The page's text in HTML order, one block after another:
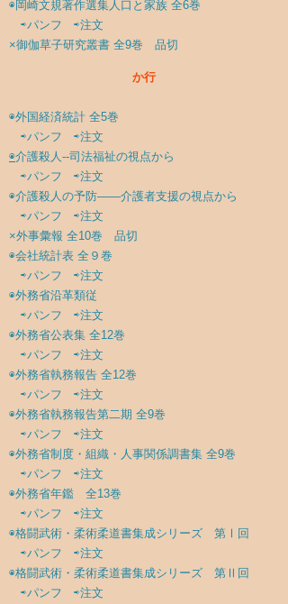
◉ 岡崎文規著作選集人口と家族 全6巻
⇨パンフ ⇨注文
×御伽草子研究叢書 全9巻 品切
か行
◉外国経済統計 全5巻
⇨パンフ ⇨注文
◉介護殺人--司法福祉の視点から
⇨パンフ ⇨注文
◉介護殺人の予防――介護者支援の視点から
⇨パンフ ⇨注文
×外事彙報 全10巻 品切
◉会社統計表 全９巻
⇨パンフ ⇨注文
◉外務省沿革類従
⇨パンフ ⇨注文
◉外務省公表集 全12巻
⇨パンフ ⇨注文
◉外務省執務報告 全12巻
⇨パンフ ⇨注文
◉外務省執務報告第二期 全9巻
⇨パンフ ⇨注文
◉外務省制度・組織・人事関係調書集 全9巻
⇨パンフ ⇨注文
◉外務省年鑑 全13巻
⇨パンフ ⇨注文
◉格闘武術・柔術柔道書集成シリーズ 第Ⅰ回
⇨パンフ ⇨注文
◉格闘武術・柔術柔道書集成シリーズ 第Ⅱ回
⇨パンフ ⇨注文